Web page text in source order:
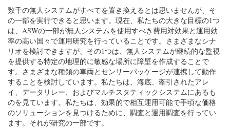
数千の無人システムがすべてを置き換えるとは思いませんが、そ
の一部を実行できると思います。現在、私たちの大きな目標の1つ
は、ASWの一部が無人システムを使用すべき費用対効果と運用効
率の高い国々で運用研究を行っていることです。さまざまなシナ
リオを検討できますが、その1つは、無人システムが継続的な監視
を提供する特定の地理的に敏感な場所に障壁を作成することで
す。さまざまな種類の車両とセンサーパッケージが連携して動作
することを検討しています。私たちは、海底、牽引されたアレ
イ、データリレー、およびマルチスタティックシステムにあるも
のを見ています。私たちは、効果的で相互運用可能で手頃な価格
のソリューションを見つけるために、調査と運用調査を行ってい
ます。それが研究の一部です。